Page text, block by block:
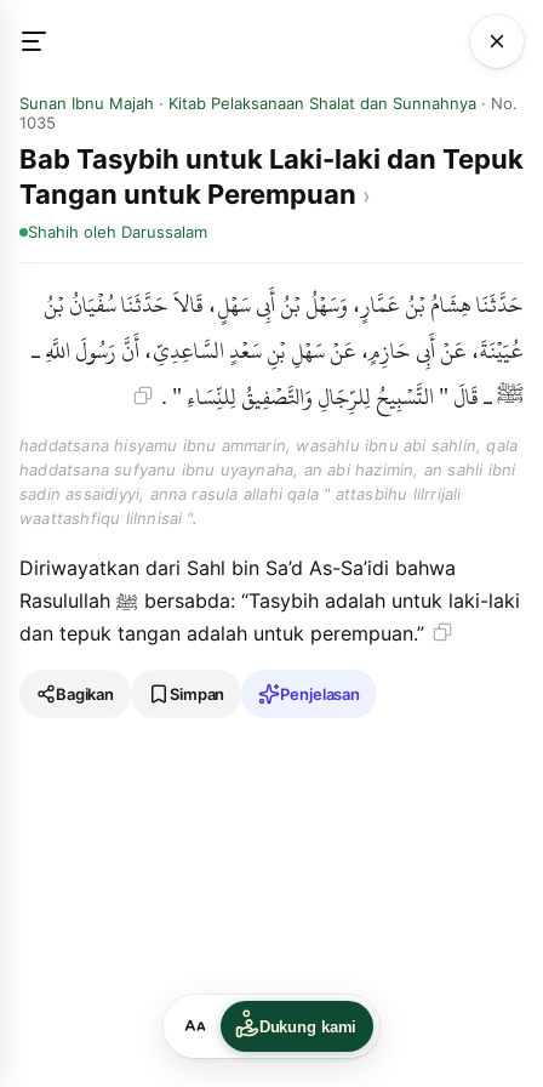
Sunan Ibnu Majah · Kitab Pelaksanaan Shalat dan Sunnahnya · No.
1035
Bab Tasybih untuk Laki-laki dan Tepuk
Tangan untuk Perempuan
Shahih oleh Darussalam
حَدَّثَنَا هِشَامُ بْنُ عَمَّارٍ، وَسَهْلُ بْنُ أَبِي سَهْلٍ، قَالاَ حَدَّثَنَا سُفْيَانُ بْنُ
عُيَيْنَةَ، عَنْ أَبِي حَازِمٍ، عَنْ سَهْلِ بْنِ سَعْدٍ السَّاعِدِيِّ، أَنَّ رَسُولَ اللَّهِ ـ
ﷺ ـ قَالَ " التَّسْبِيحُ لِلرِّجَالِ وَالتَّصْفِيقُ لِلنِّسَاءِ " .
haddatsana hisyamu ibnu ammarin, wasahlu ibnu abi sahlin, qala
haddatsana sufyanu ibnu uyaynaha, an abi hazimin, an sahli ibni
sadin assaidiyyi, anna rasula allahi qala " attasbihu lilrrijali
waattashfiqu lilnnisai ".
Diriwayatkan dari Sahl bin Sa’d As-Sa’idi bahwa
Rasulullah ﷺ bersabda: “Tasybih adalah untuk laki-laki
dan tepuk tangan adalah untuk perempuan.”
Bagikan Simpan Penjelasan
Dukung kami